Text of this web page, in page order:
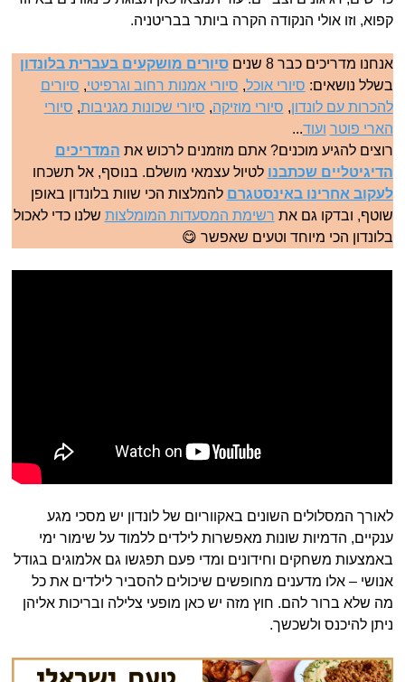
קפוא, וזו אולי הנקודה הקרה ביותר בבריטניה.
אנחנו מדריכים כבר 8 שנים
סיורים מושקעים בעברית בלונדון
בשלל נושאים: סיורי אוכל, סיורי אמנות רחוב וגרפיטי, סיורים
להכרות עם לונדון, סיורי מוזיקה, סיורי שכונות מגניבות, סיורי
הארי פוטר ועוד...
רוצים להגיע מוכנים? אתם מוזמנים לרכוש את המדריכים
הדיגיטליים שכתבנו לטיול עצמאי מושלם. בנוסף, אל תשכחו
לעקוב אחרינו באינסטגרם להמלצות הכי שוות בלונדון באופן
שוטף, ובדקו גם את רשימת המסעדות המומלצות שלנו כדי לאכול
בלונדון הכי מיוחד וטעים שאפשר 😋
לאורך המסלולים השונים באקווריום של לונדון יש מסכי מגע
ענקיים, הדמיות שונות מאפשרות לילדים ללמוד על שימור ימי
באמצעות משחקים וחידונים ומדי פעם תפגשו גם אלמוגים בגודל
אנושי – אלו מדענים מחופשים שיכולים להסביר לילדים את כל
מה שלא ברור להם. חוץ מזה יש כאן מופעי צלילה ובריכות אליהן
ניתן להיכנס ולשכשך.